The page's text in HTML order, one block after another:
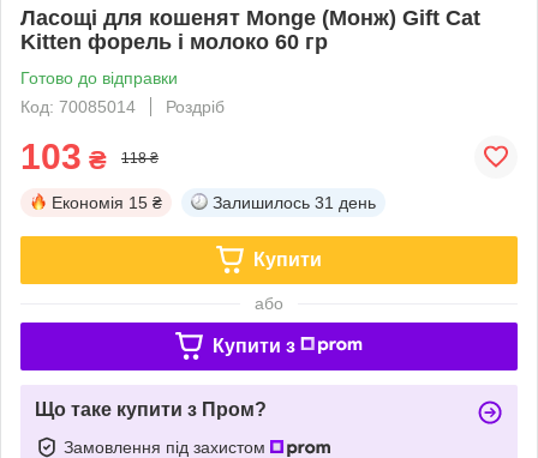
Ласощі для кошенят Monge (Монж) Gift Cat
Kitten форель і молоко 60 гр
Готово до відправки
Код: 70085014
Роздріб
103 ₴ 118 ₴
Економія 15 ₴ Залишилось 31 день
Купити
або
Купити з
Що таке купити з Пром?
Замовлення під захистом